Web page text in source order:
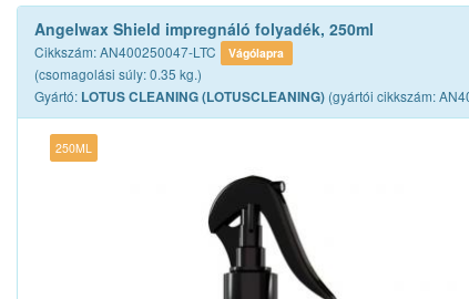
Angelwax Shield impregnáló folyadék, 250ml
Cikkszám: AN400250047-LTC Vágólapra
(csomagolási súly: 0.35 kg.)
Gyártó: LOTUS CLEANING (LOTUSCLEANING) (gyártói cikkszám:
250ML